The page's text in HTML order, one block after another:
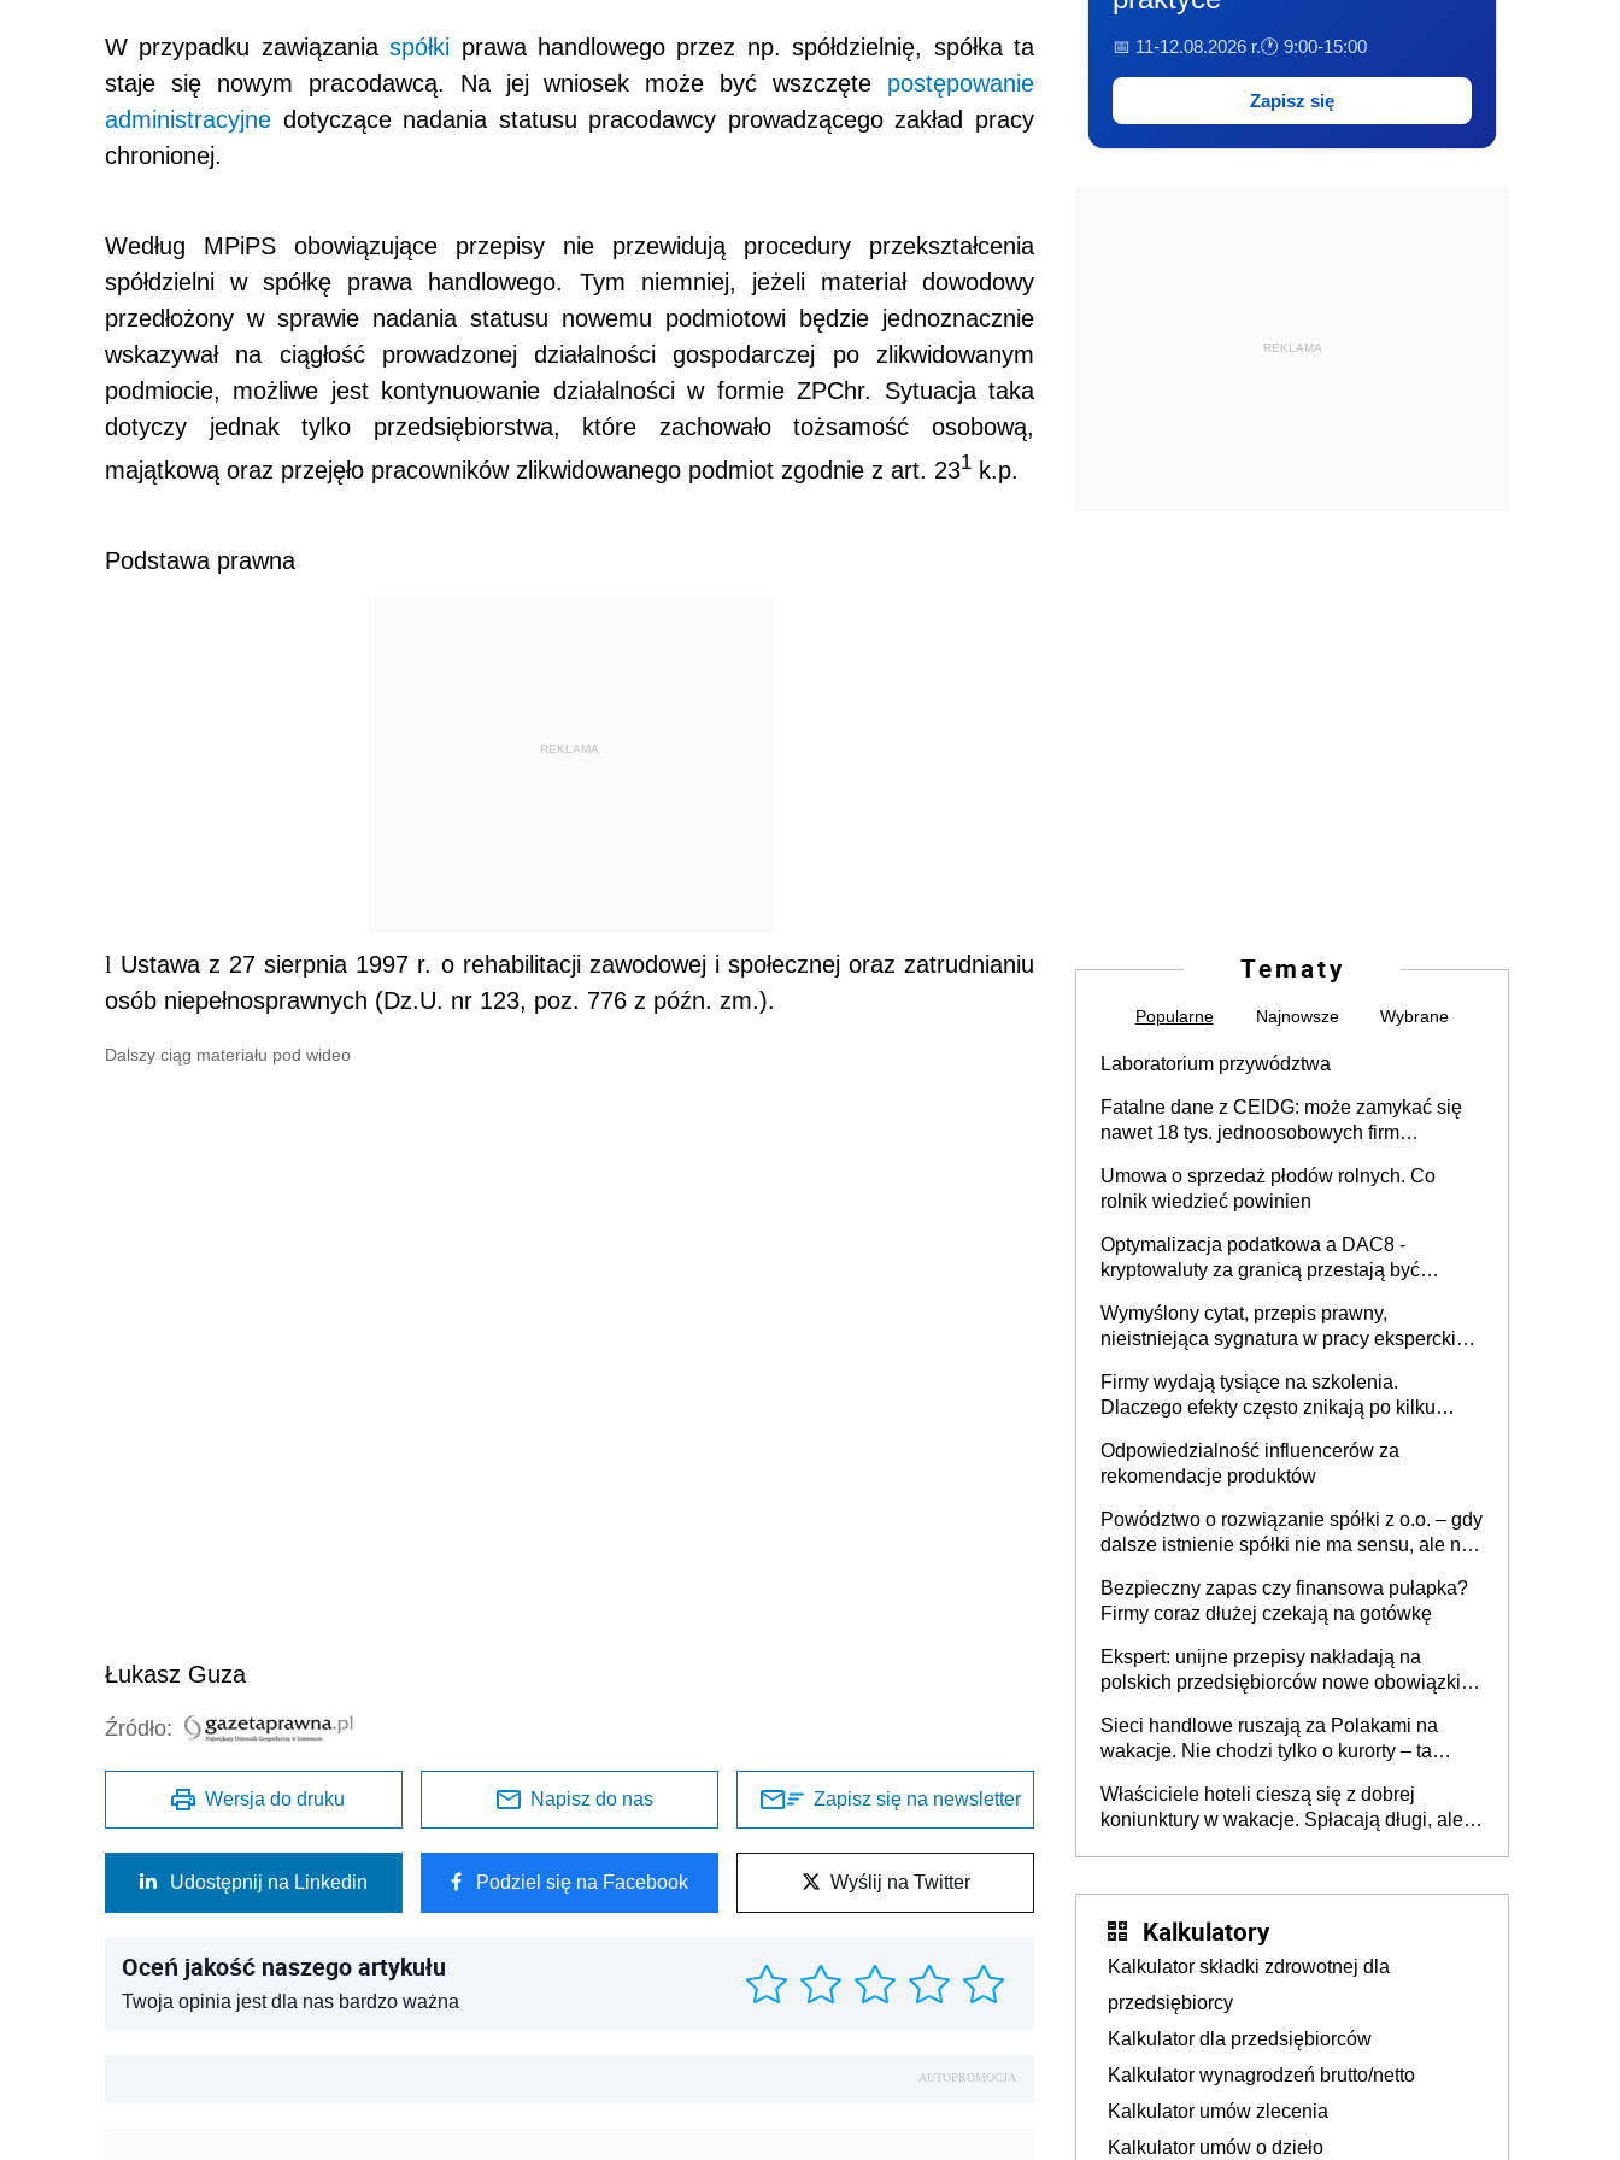
W przypadku zawiązaniaspółki prawa handlowego przez np. spółdzielnię, spółka ta
staje się nowym pracodawcą. Na jej wniosek może być wszczęte postępowanie
administracyjne dotyczące nadania statusu pracodawcy prowadzącego zakład pracy
chronionej.
Według MPiPS obowiązujące przepisy nie przewidują procedury przekształcenia
spółdzielni w spółkę prawa handlowego. Tym niemniej, jeżeli materiał dowodowy
przedłożony w sprawie nadania statusu nowemu podmiotowi będzie jednoznacznie
wskazywał na ciągłość prowadzonej działalności gospodarczej po zlikwidowanym
podmiocie, możliwe jest kontynuowanie działalności w formie ZPChr. Sytuacja taka
dotyczy jednak tylko przedsiębiorstwa, które zachowało tożsamość osobową,
majątkową oraz przejęło pracowników zlikwidowanego podmiot zgodnie z art. 231 k.p.
Podstawa prawna
REKLAMA
l Ustawa z 27 sierpnia 1997 r. o rehabilitacji zawodowej i społecznej oraz zatrudnianiu
osób niepełnosprawnych (Dz.U. nr 123, poz. 776 z późn. zm.).
Dalszy ciąg materiału pod wideo
Łukasz Guza
Źródło:
Wersja do druku Napisz do nas Zapisz się na newsletter
Udostępnij na Linkedin Podziel się na Facebook Wyślij na Twitter
Oceń jakość naszego artykułu
Twoja opinia jest dla nas bardzo ważna
AUTOPROMOCJA
📅 11-12.08.2026 r.🕐 9:00-15:00
Zapisz się
REKLAMA
Tematy
Popularne Najnowsze Wybrane
Laboratorium przywództwa
Fatalne dane z CEIDG: może zamykać się
nawet 18 tys. jednoosobowych firm
Umowa o sprzedaż płodów rolnych. Co
rolnik wiedzieć powinien
Optymalizacja podatkowa a DAC8 -
kryptowaluty za granicą przestają być
Wymyślony cytat, przepis prawny,
nieistniejąca sygnatura w pracy eksperckiej -
firmie
Firmy wydają tysiące na szkolenia.
Dlaczego efekty często znikają po kilku
Odpowiedzialność influencerów za
rekomendacje produktów
Powództwo o rozwiązanie spółki z o.o. – gdy
dalsze istnienie spółki nie ma sensu, ale nie
Bezpieczny zapas czy finansowa pułapka?
Firmy coraz dłużej czekają na gotówkę
Ekspert: unijne przepisy nakładają na
polskich przedsiębiorców nowe obowiązki w
Sieci handlowe ruszają za Polakami na
wakacje. Nie chodzi tylko o kurorty – ta
tam, gdzie wielu spędzi urlop po cichu
Właściciele hoteli cieszą się z dobrej
koniunktury w wakacje. Spłacają długi, ale
Kalkulatory
Kalkulator składki zdrowotnej dla
przedsiębiorcy
Kalkulator dla przedsiębiorców
Kalkulator wynagrodzeń brutto/netto
Kalkulator umów zlecenia
Kalkulator umów o dzieło